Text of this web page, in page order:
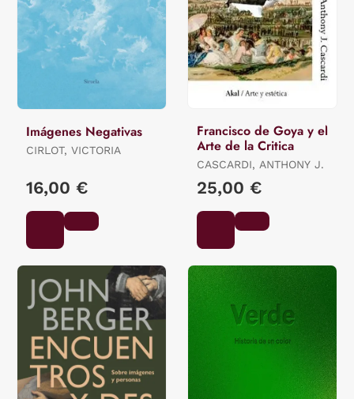
Imágenes Negativas
CIRLOT, VICTORIA
16,00 €
Francisco de Goya y el
Arte de la Critica
CASCARDI, ANTHONY J.
25,00 €